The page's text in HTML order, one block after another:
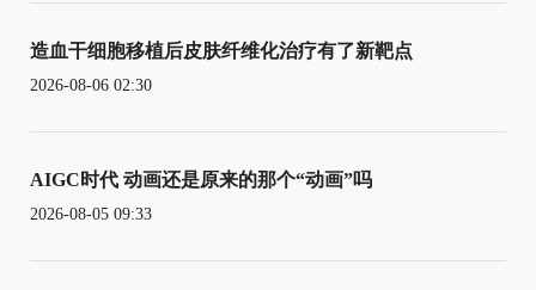
造血干细胞移植后皮肤纤维化治疗有了新靶点
2026-08-06 02:30
AIGC时代 动画还是原来的那个“动画”吗
2026-08-05 09:33